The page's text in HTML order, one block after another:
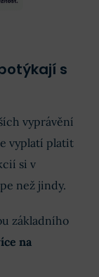
s
vyprávění
vyplatí platit
si v
než jindy.
základního
na